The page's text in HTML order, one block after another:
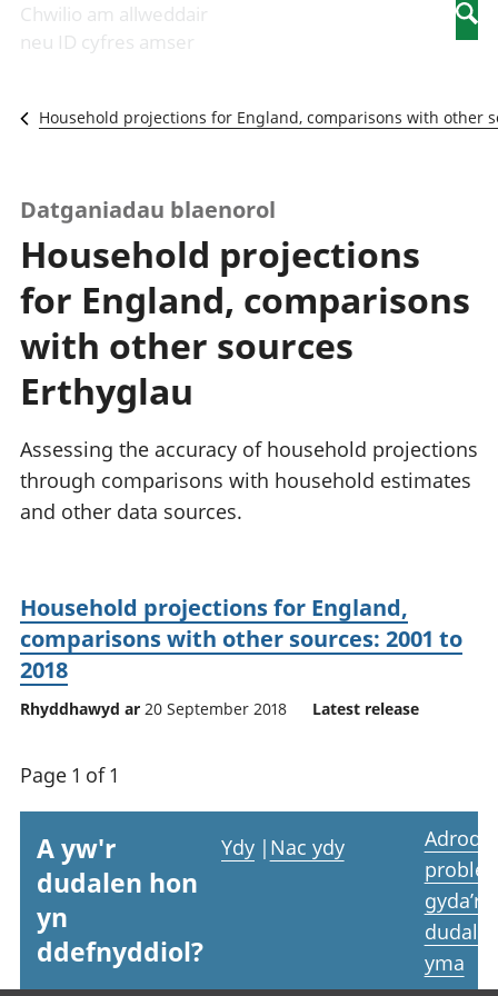
Newidiadau i
fusnesau
Diwydiant
a'r rhyngrwyd
Y diwydiant
gweithgynhyrchu
a chynhyrchu
Y diwydiant
manwethu
Y diwydiant
twristiaeth
sector cyhoeddus
Domestig Gros
(CDG)
Gwerth
Ychwanegol Gros
Mynegeion
chwyddiant a
phrisiau
Cyfrifon gwladol
Cyfrifon
rhanbarthol
mewn
gwaith
mewn
Chwilio am allweddair
neu ID cyfres amser
Household projections for England, comparisons with other
Datganiadau blaenorol
Household projections
for England, comparisons
with other sources
Erthyglau
Assessing the accuracy of household projections
through comparisons with household estimates
and other data sources.
Household projections for England,
comparisons with other sources: 2001 to
2018
Rhyddhawyd ar 20 September 2018 Latest release
Page 1 of 1
A yw'r
dudalen hon
yn
ddefnyddiol?
Ydy | Nac ydy
Adrodd
gyda’r
yma